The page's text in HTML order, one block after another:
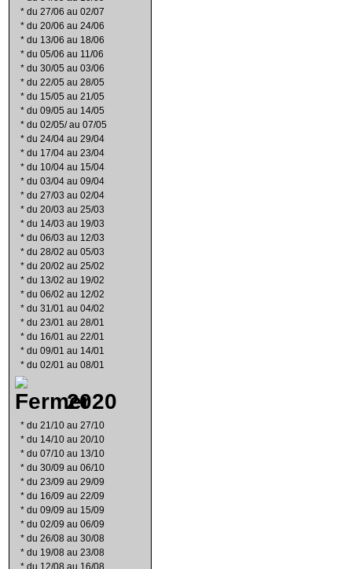
* du 27/06 au 02/07
* du 20/06 au 24/06
* du 13/06 au 18/06
* du 05/06 au 11/06
* du 30/05 au 03/06
* du 22/05 au 28/05
* du 15/05 au 21/05
* du 09/05 au 14/05
* du 02/05/ au 07/05
* du 24/04 au 29/04
* du 17/04 au 23/04
* du 10/04 au 15/04
* du 03/04 au 09/04
* du 27/03 au 02/04
* du 20/03 au 25/03
* du 14/03 au 19/03
* du 06/03 au 12/03
* du 28/02 au 05/03
* du 20/02 au 25/02
* du 13/02 au 19/02
* du 06/02 au 12/02
* du 31/01 au 04/02
* du 23/01 au 28/01
* du 16/01 au 22/01
* du 09/01 au 14/01
* du 02/01 au 08/01
2020
* du 21/10 au 27/10
* du 14/10 au 20/10
* du 07/10 au 13/10
* du 30/09 au 06/10
* du 23/09 au 29/09
* du 16/09 au 22/09
* du 09/09 au 15/09
* du 02/09 au 06/09
* du 26/08 au 30/08
* du 19/08 au 23/08
* du 12/08 au 16/08